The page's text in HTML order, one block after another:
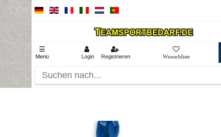
☰
Menü Login Registrieren